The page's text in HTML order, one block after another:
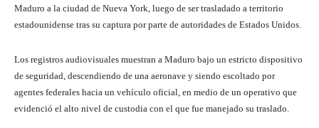
Maduro a la ciudad de Nueva York, luego de ser trasladado a territorio
estadounidense tras su captura por parte de autoridades de Estados Unidos.
Los registros audiovisuales muestran a Maduro bajo un estricto dispositivo
de seguridad, descendiendo de una aeronave y siendo escoltado por
agentes federales hacia un vehículo oficial, en medio de un operativo que
evidenció el alto nivel de custodia con el que fue manejado su traslado.